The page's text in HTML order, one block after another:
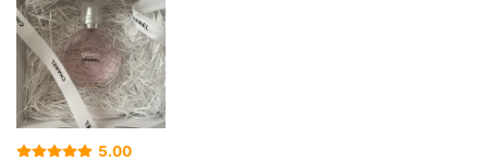
5.00